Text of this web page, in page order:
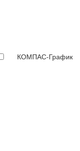
КОМПАС-График